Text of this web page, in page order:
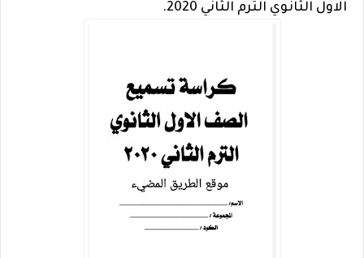
الاول الثانوي الترم الثاني 2020.